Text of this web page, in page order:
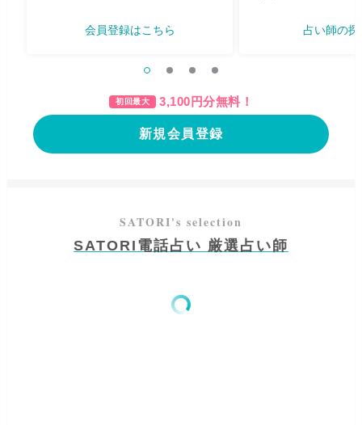
会員登録はこちら 占い師の探
初回最大 3,100 円分無料！
新規会員登録
SATORI電話占い 厳選占い師